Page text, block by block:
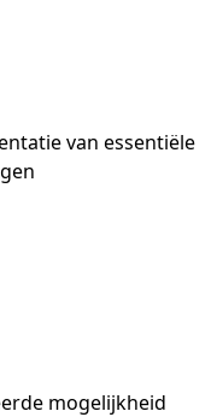
van essentiële
mogelijkheid